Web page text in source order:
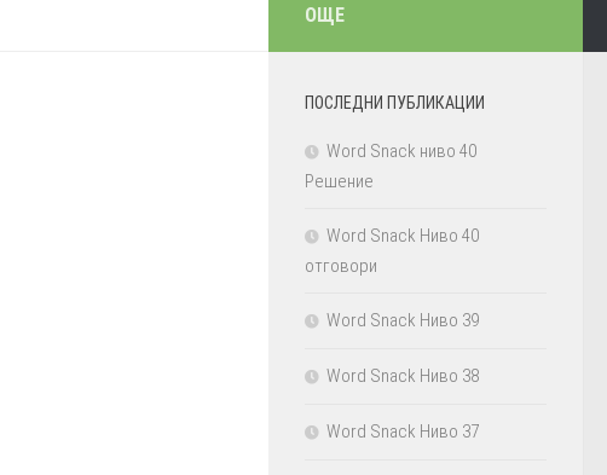
ОЩЕ
ПОСЛЕДНИ ПУБЛИКАЦИИ
Word Snack ниво 40
Решение
Word Snack Ниво 40
отговори
Word Snack Ниво 39
Word Snack Ниво 38
Word Snack Ниво 37